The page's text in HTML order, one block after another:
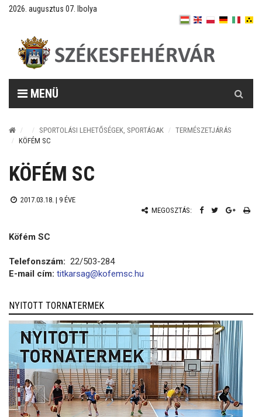
2026. augusztus 07. Ibolya
MENÜ
SPORTOLÁSI LEHETŐSÉGEK, SPORTÁGAK
TERMÉSZETJÁRÁS
KÖFÉM SC
KÖFÉM SC
2017.03.18. | 9 ÉVE
MEGOSZTÁS:
Köfém SC
Telefonszám: 22/503-284
E-mail cím: titkarsag@kofemsc.hu
NYITOTT TORNATERMEK